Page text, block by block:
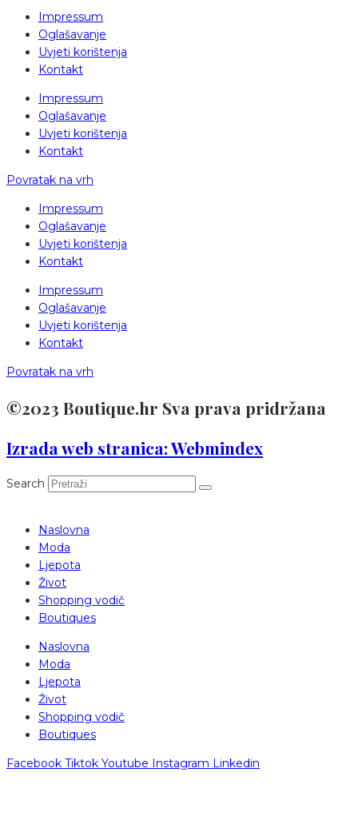
Impressum
Oglašavanje
Uvjeti korištenja
Kontakt
Impressum
Oglašavanje
Uvjeti korištenja
Kontakt
Povratak na vrh
Impressum
Oglašavanje
Uvjeti korištenja
Kontakt
Impressum
Oglašavanje
Uvjeti korištenja
Kontakt
Povratak na vrh
©2023 Boutique.hr Sva prava pridržana
Izrada web stranica: Webmindex
Search
Naslovna
Moda
Ljepota
Život
Shopping vodič
Boutiques
Naslovna
Moda
Ljepota
Život
Shopping vodič
Boutiques
Facebook Tiktok Youtube Instagram Linkedin